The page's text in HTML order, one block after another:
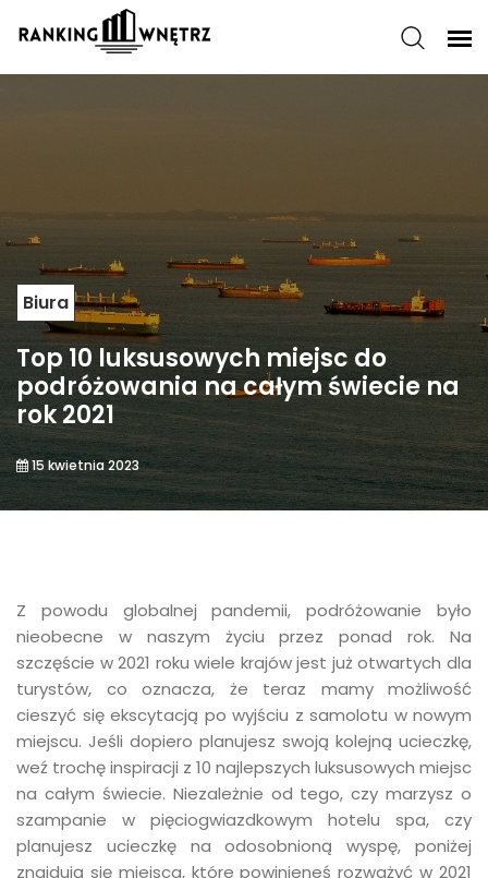
Biura
Top 10 luksusowych miejsc do
podróżowania na całym świecie na
rok 2021
15 kwietnia 2023
Z powodu globalnej pandemii, podróżowanie było
nieobecne w naszym życiu przez ponad rok. Na
szczęście w 2021 roku wiele krajów jest już otwartych dla
turystów, co oznacza, że teraz mamy możliwość
cieszyć się ekscytacją po wyjściu z samolotu w nowym
miejscu. Jeśli dopiero planujesz swoją kolejną ucieczkę,
weź trochę inspiracji z 10 najlepszych luksusowych miejsc
na całym świecie. Niezależnie od tego, czy marzysz o
szampanie w pięciogwiazdkowym hotelu spa, czy
planujesz ucieczkę na odosobnioną wyspę, poniżej
znajdują się miejsca, które powinieneś rozważyć w 2021